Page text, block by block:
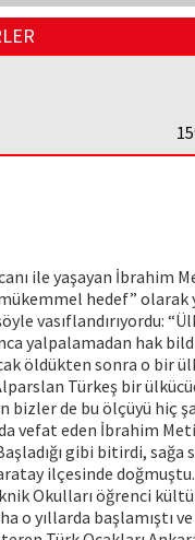
ile yaşayan İbrahim
hedef” olarak
vasıflandırıyordu:
yalpalamadan hak
öldükten sonra o bir
Türkeş bir
de bu ölçüyü hiç
vefat eden İbrahim
gibi bitirdi, sağa
ilçesinde doğmuştu.
Okulları öğrenci
o yıllarda başlamıştı